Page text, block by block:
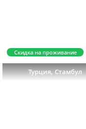
Скидка на проживание
Турция,Стамбул